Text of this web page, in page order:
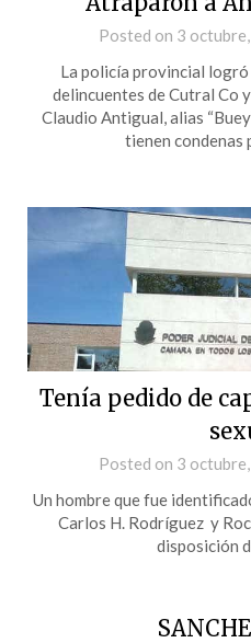
Posted on 3
La policía provincial
delincuentes de Cutral Co
Claudio Antigual, alias
tienen condenas
Tenía pedido de
Posted on 3
Un hombre que fue
Carlos H. Rodríguez y
disposición